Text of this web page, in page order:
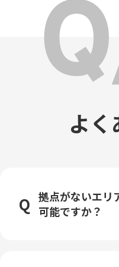
よ
拠点がないエリ
可能ですか？